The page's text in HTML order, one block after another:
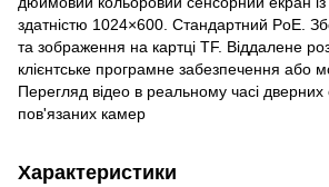
здатністю 1024×600. Стандартний PoE.
та зображення на картці TF. Віддалене
клієнтське програмне забезпечення або
Перегляд відео в реальному часі дверних
пов'язаних камер
Характеристики